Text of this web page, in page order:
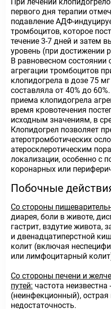
первого дня терапии
подавление АДФ-
тромбоцитов, которое
течение 3-7 дней и затем
уровень (при достижении
В равновесном состоянии
агрегации тромбоцитов
клопидогрела в дозе 75
составляла от 40% до
приема клопидогрела
время кровотечения
исходным значениям, в
Клопидогрел позволяет
атеротромботических
атеросклеротическим
локализации, особенно с
коронарных или
Побочные
Со стороны
диарея, боли в животе,
гастрит, вздутие живота,
и двенадцатиперстной
колит (включая
или лимфоцитарный
Со стороны печени и
путей: частота неизвестна
(неинфекционный), острая
недостаточность.